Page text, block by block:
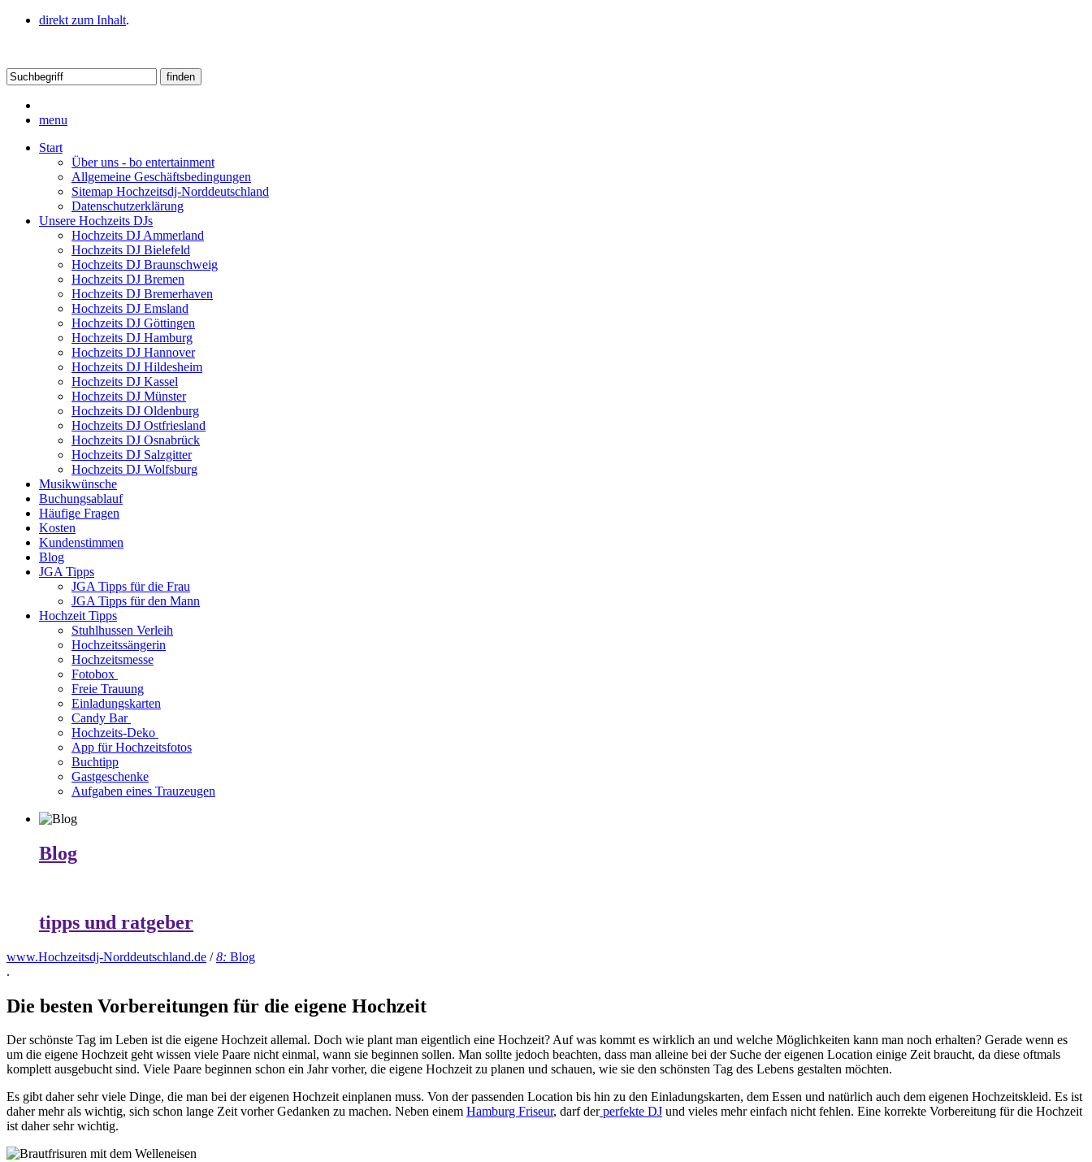
direkt zum Inhalt.
menu
Start
Über uns - bo entertainment
Allgemeine Geschäftsbedingungen
Sitemap Hochzeitsdj-Norddeutschland
Datenschutzerklärung
Unsere Hochzeits DJs
Hochzeits DJ Ammerland
Hochzeits DJ Bielefeld
Hochzeits DJ Braunschweig
Hochzeits DJ Bremen
Hochzeits DJ Bremerhaven
Hochzeits DJ Emsland
Hochzeits DJ Göttingen
Hochzeits DJ Hamburg
Hochzeits DJ Hannover
Hochzeits DJ Hildesheim
Hochzeits DJ Kassel
Hochzeits DJ Münster
Hochzeits DJ Oldenburg
Hochzeits DJ Ostfriesland
Hochzeits DJ Osnabrück
Hochzeits DJ Salzgitter
Hochzeits DJ Wolfsburg
Musikwünsche
Buchungsablauf
Häufige Fragen
Kosten
Kundenstimmen
Blog
JGA Tipps
JGA Tipps für die Frau
JGA Tipps für den Mann
Hochzeit Tipps
Stuhlhussen Verleih
Hochzeitssängerin
Hochzeitsmesse
Fotobox
Freie Trauung
Einladungskarten
Candy Bar
Hochzeits-Deko
App für Hochzeitsfotos
Buchtipp
Gastgeschenke
Aufgaben eines Trauzeugen
Blog
tipps und ratgeber
www.Hochzeitsdj-Norddeutschland.de /8: Blog
.
Die besten Vorbereitungen für die eigene Hochzeit
Der schönste Tag im Leben ist die eigene Hochzeit allemal. Doch wie plant man eigentlich eine Hochzeit? Auf was kommt es wirklich an und welche Möglichkeiten kann man noch erhalten? Gerade wenn es
um die eigene Hochzeit geht wissen viele Paare nicht einmal, wann sie beginnen sollen. Man sollte jedoch beachten, dass man alleine bei der Suche der eigenen Location einige Zeit braucht, da diese oftmals
komplett ausgebucht sind. Viele Paare beginnen schon ein Jahr vorher, die eigene Hochzeit zu planen und schauen, wie sie den schönsten Tag des Lebens gestalten möchten.
Es gibt daher sehr viele Dinge, die man bei der eigenen Hochzeit einplanen muss. Von der passenden Location bis hin zu den Einladungskarten, dem Essen und natürlich auch dem eigenen Hochzeitskleid. Es ist
daher mehr als wichtig, sich schon lange Zeit vorher Gedanken zu machen. Neben einem Hamburg Friseur, darf derperfekte DJ und vieles mehr einfach nicht fehlen. Eine korrekte Vorbereitung für die Hochzeit
ist daher sehr wichtig.